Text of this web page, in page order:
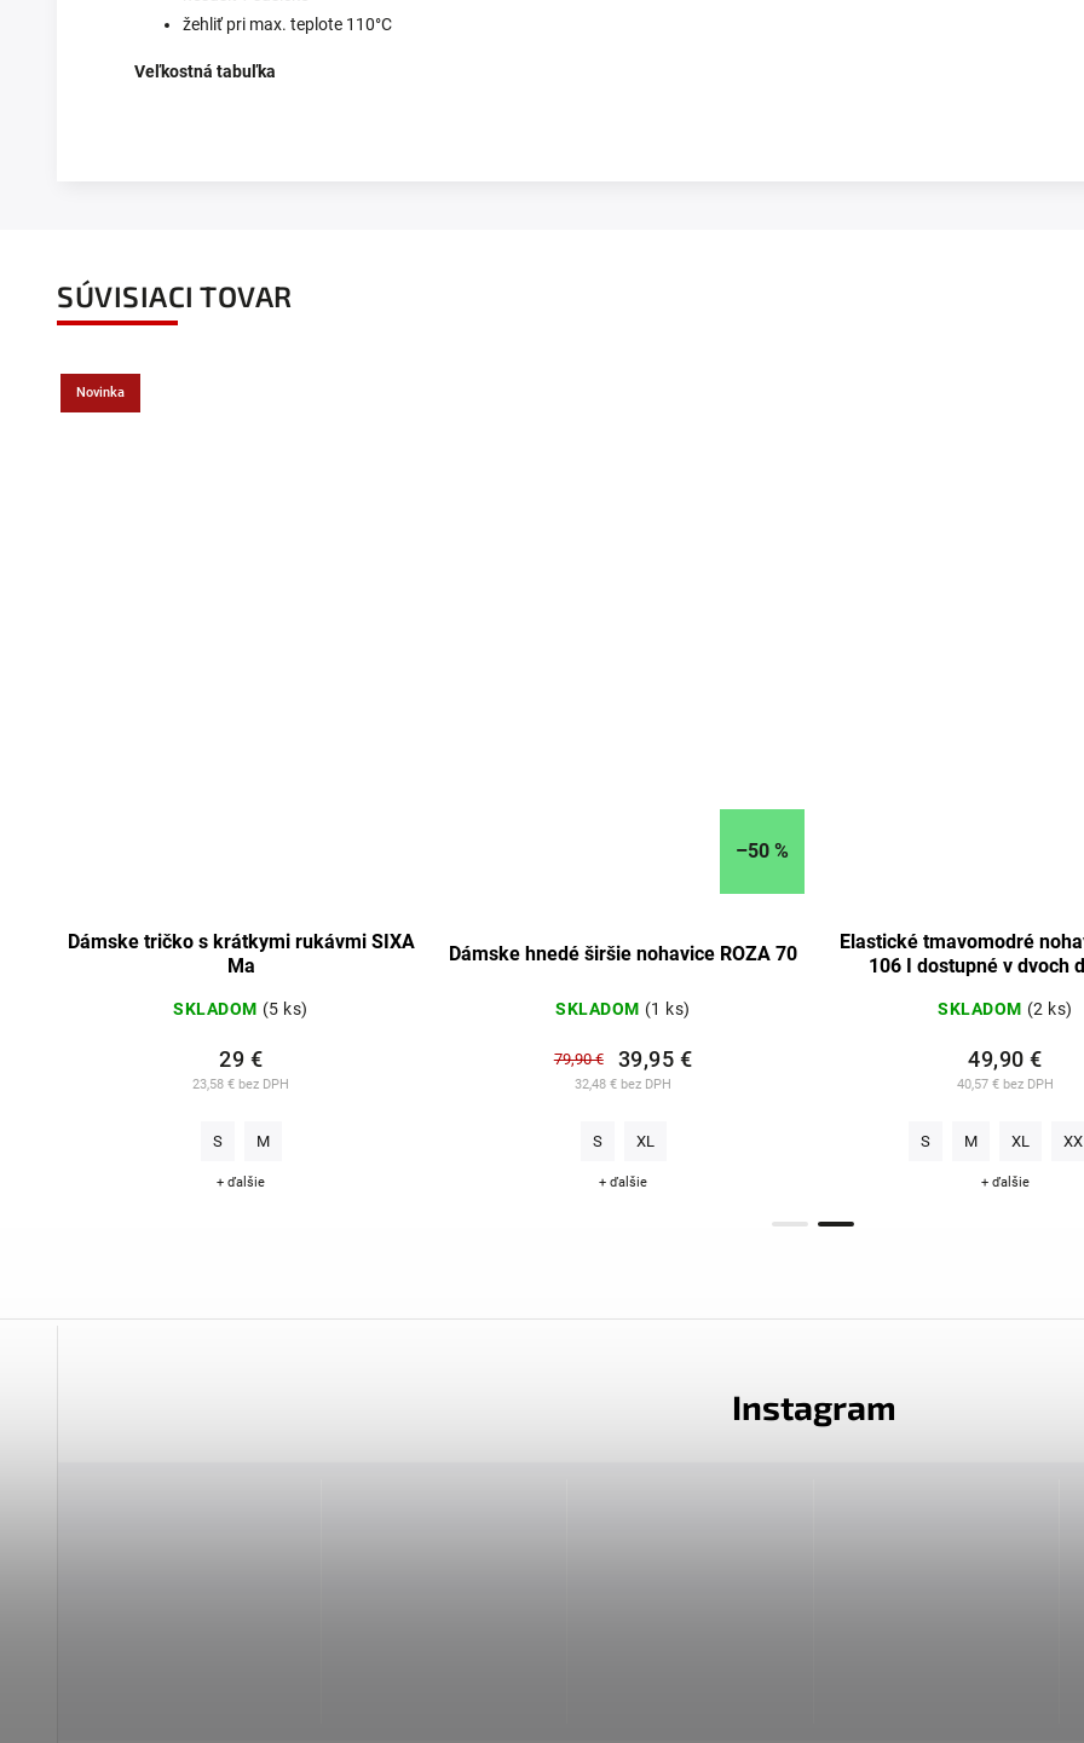
žehliť pri max. teplote 110°C
Veľkostná tabuľka
SÚVISIACI TOVAR
Novinka
Dámske tričko s krátkymi rukávmi SIXA
Ma
SKLADOM (5 ks)
23,58 € bez DPH
29 €
S M
+ ďalšie
–50 %
Dámske hnedé širšie nohavice ROZA 70
SKLADOM (1 ks)
32,48 € bez DPH
79,90 € 39,95 €
S XL
+ ďalšie
Elastické tmavomodré nohavice
106 I dostupné v dvoch
SKLADOM (2 ks)
40,57 € bez DPH
49,90 €
S M XL
+ ďalšie
Instagram